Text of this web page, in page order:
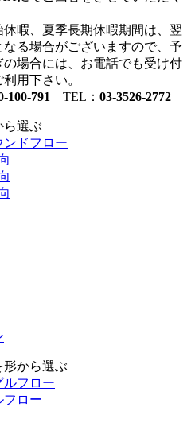
暇、夏季長期休暇期間は、翌
る場合がございますので、予
場合には、お電話でも受け付
用下さい。
100-791 TEL： 03-3526-2772
ら選ぶ
ンドフロー
から選ぶ
ルフロー
フロー